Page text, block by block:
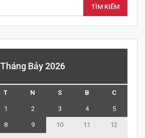
Tháng Bảy 2026
T N S B C
1 2 3 4 5
8 9 10 11 12